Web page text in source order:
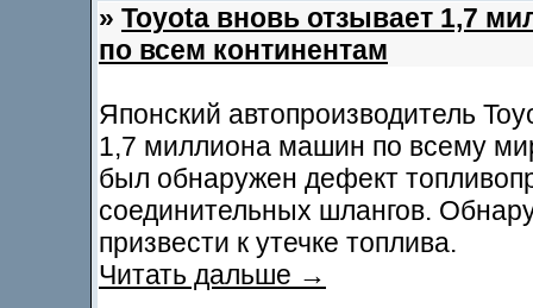
» Toyota вновь отзывает 1,7
по всем континентам
Японский автопроизводитель
1,7 миллиона машин по всему
был обнаружен дефект
соединительных шлангов.
призвести к утечке топлива.
Читать дальше →